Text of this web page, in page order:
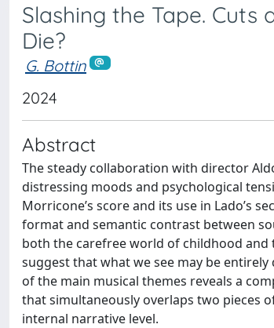
Slashing the Tape. Cuts
Die?
G. Bottin
2024
Abstract
The steady collaboration with director
distressing moods and psychological
Morricone’s score and its use in Lado’s
format and semantic contrast between
both the carefree world of childhood and
suggest that what we see may be
of the main musical themes reveals a
that simultaneously overlaps two pieces
internal narrative level.